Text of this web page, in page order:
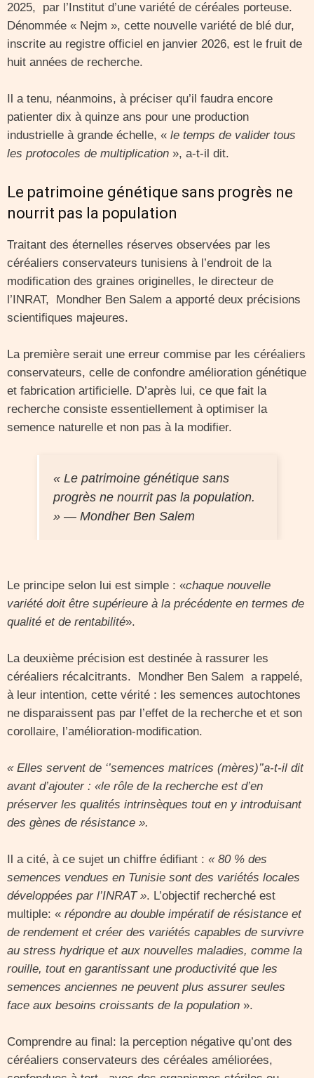
2025, par l’Institut d’une variété de céréales porteuse.
Dénommée « Nejm », cette nouvelle variété de blé dur,
inscrite au registre officiel en janvier 2026, est le fruit de
huit années de recherche.
Il a tenu, néanmoins, à préciser qu’il faudra encore
patienter dix à quinze ans pour une production
industrielle à grande échelle, « le temps de valider tous
les protocoles de multiplication », a-t-il dit.
Le patrimoine génétique sans progrès ne
nourrit pas la population
Traitant des éternelles réserves observées par les
céréaliers conservateurs tunisiens à l’endroit de la
modification des graines originelles, le directeur de
l’INRAT, Mondher Ben Salem a apporté deux précisions
scientifiques majeures.
La première serait une erreur commise par les céréaliers
conservateurs, celle de confondre amélioration génétique
et fabrication artificielle. D’après lui, ce que fait la
recherche consiste essentiellement à optimiser la
semence naturelle et non pas à la modifier.
« Le patrimoine génétique sans
progrès ne nourrit pas la population.
» — Mondher Ben Salem
Le principe selon lui est simple : «chaque nouvelle
variété doit être supérieure à la précédente en termes de
qualité et de rentabilité».
La deuxième précision est destinée à rassurer les
céréaliers récalcitrants. Mondher Ben Salem a rappelé,
à leur intention, cette vérité : les semences autochtones
ne disparaissent pas par l’effet de la recherche et et son
corollaire, l’amélioration-modification.
« Elles servent de ‘’semences matrices (mères)’’a-t-il dit
avant d’ajouter : «le rôle de la recherche est d’en
préserver les qualités intrinsèques tout en y introduisant
des gènes de résistance ».
Il a cité, à ce sujet un chiffre édifiant : « 80 % des
semences vendues en Tunisie sont des variétés locales
développées par l’INRAT ». L’objectif recherché est
multiple: « répondre au double impératif de résistance et
de rendement et créer des variétés capables de survivre
au stress hydrique et aux nouvelles maladies, comme la
rouille, tout en garantissant une productivité que les
semences anciennes ne peuvent plus assurer seules
face aux besoins croissants de la population ».
Comprendre au final: la perception négative qu’ont des
céréaliers conservateurs des céréales améliorées,